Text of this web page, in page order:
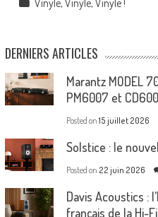
Vinyle, Vinyle, Vinyle !
DERNIERS ARTICLES
Marantz MODEL
PM6007 et
Posted on 15 juillet 2026
Solstice : le
Posted on 22 juin 2026
Davis Acoustics :
français de la Hi-Fi